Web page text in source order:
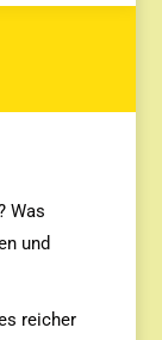
Was
und
reicher